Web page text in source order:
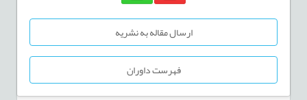
ارسال مقاله به نشریه
فهرست داوران